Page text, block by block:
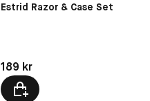
Estrid Razor & Case Set
Pris: 189 kr
189 kr